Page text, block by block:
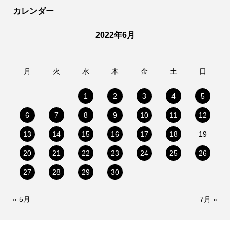
カレンダー
2022年6月
月 火 水 木 金 土 日
1 2 3 4 5
6 7 8 9 10 11 12
13 14 15 16 17 18 19
20 21 22 23 24 25 26
27 28 29 30
« 5月 7月 »